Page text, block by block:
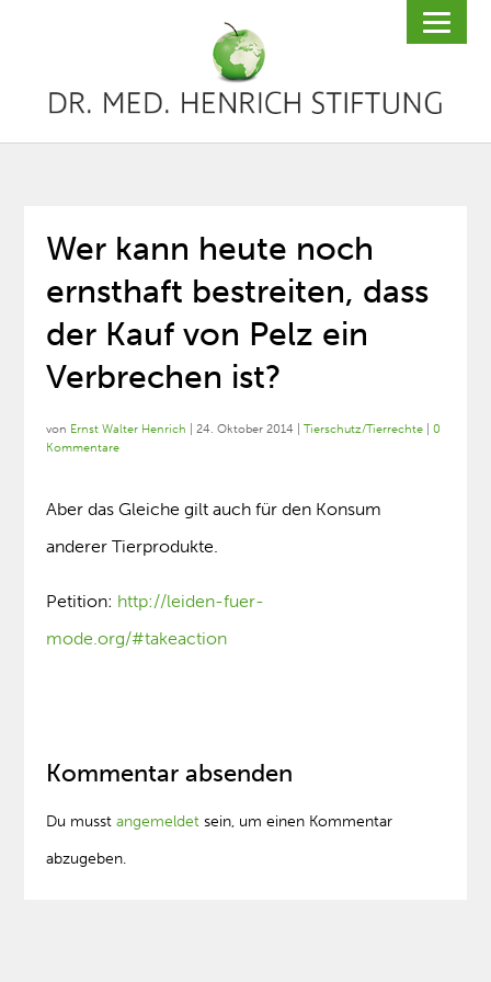
Wer kann heute noch
ernsthaft bestreiten, dass
der Kauf von Pelz ein
Verbrechen ist?
von Ernst Walter Henrich |24. Oktober 2014 |Tierschutz/Tierrechte |0
Kommentare
Aber das Gleiche gilt auch für den Konsum
anderer Tierprodukte.
Petition: http://leiden-fuer-
mode.org/#takeaction
Kommentar absenden
Du musstangemeldet sein, um einen Kommentar
abzugeben.